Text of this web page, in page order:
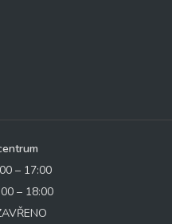
– 17:00
– 18:00